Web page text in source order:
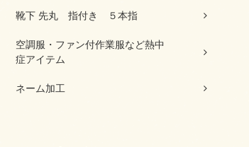
靴下 先丸 指付き ５本指
空調服・ファン付作業服など熱中
症アイテム
ネーム加工